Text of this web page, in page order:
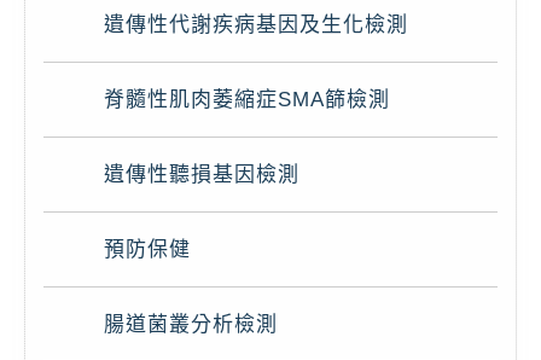
遺傳性代謝疾病基因及生化檢測
脊髓性肌肉萎縮症SMA篩檢測
遺傳性聽損基因檢測
預防保健
腸道菌叢分析檢測